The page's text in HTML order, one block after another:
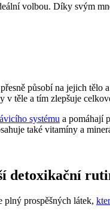
volbou. Díky svým
působí na jejich
v těle a tím zlepšuje
systému a pomáhají
také vitamíny a
detoxikační
plný prospěšných látek,